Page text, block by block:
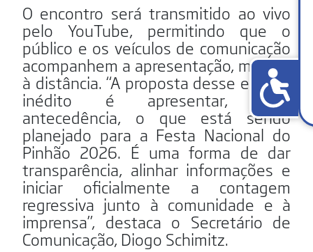
O encontro será transmitido ao vivo
pelo YouTube, permitindo que o
público e os veículos de comunicação
acompanhem a apresentação, mesmo
à distância. “A proposta desse evento
inédito é apresentar, com
antecedência, o que está sendo
planejado para a Festa Nacional do
Pinhão 2026. É uma forma de dar
transparência, alinhar informações e
iniciar oficialmente a contagem
regressiva junto à comunidade e à
imprensa”, destaca o Secretário de
Comunicação, Diogo Schimitz.